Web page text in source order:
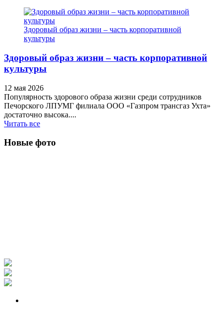
Здоровый образ жизни – часть корпоративной
культуры
Здоровый образ жизни – часть корпоративной
культуры
12 мая 2026
Популярность здорового образа жизни среди сотрудников
Печорского ЛПУМГ филиала ООО «Газпром трансгаз Ухта»
достаточно высока....
Читать все
Новые фото